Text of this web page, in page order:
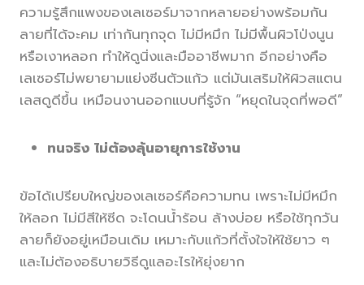
ความรู้สึกแพงของเลเซอร์มาจากหลายอย่างพร้อมกัน
ลายที่ได้จะคม เท่ากันทุกจุด ไม่มีหมึก ไม่มีพื้นผิวโป่งนูน
หรือเงาหลอก ทำให้ดูนิ่งและมืออาชีพมาก อีกอย่างคือ
เลเซอร์ไม่พยายามแย่งซีนตัวแก้ว แต่มันเสริมให้ผิวสแตน
เลสดูดีขึ้น เหมือนงานออกแบบที่รู้จัก “หยุดในจุดที่พอดี”
ทนจริง ไม่ต้องลุ้นอายุการใช้งาน
ข้อได้เปรียบใหญ่ของเลเซอร์คือความทน เพราะไม่มีหมึก
ให้ลอก ไม่มีสีให้ซีด จะโดนน้ำร้อน ล้างบ่อย หรือใช้ทุกวัน
ลายก็ยังอยู่เหมือนเดิม เหมาะกับแก้วที่ตั้งใจให้ใช้ยาว ๆ
และไม่ต้องอธิบายวิธีดูแลอะไรให้ยุ่งยาก